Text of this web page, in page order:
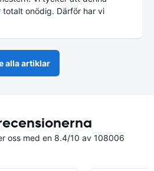
onödig. Därför har vi
alla artiklar
oss med en 8.4/10 av 108006